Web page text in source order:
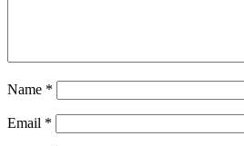
Name *
Email *